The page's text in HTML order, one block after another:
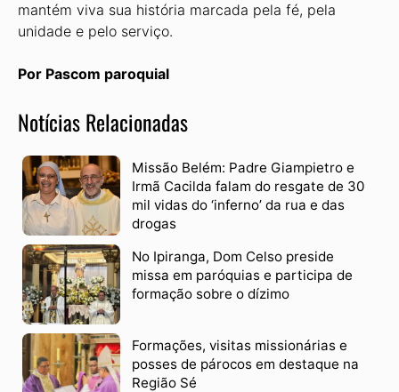
mantém viva sua história marcada pela fé, pela
unidade e pelo serviço.
Por Pascom paroquial
Notícias Relacionadas
Missão Belém: Padre Giampietro e
Irmã Cacilda falam do resgate de 30
mil vidas do ‘inferno’ da rua e das
drogas
No Ipiranga, Dom Celso preside
missa em paróquias e participa de
formação sobre o dízimo
Formações, visitas missionárias e
posses de párocos em destaque na
Região Sé